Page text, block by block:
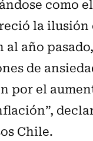
como
la ilusión
al año
de
por el
Chile.